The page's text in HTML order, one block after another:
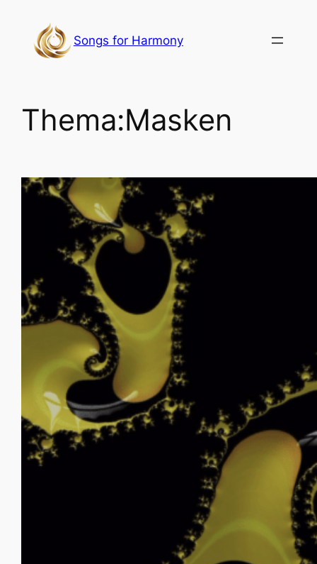
springen
Songs for Harmony
Thema:Masken
Veil of Illusion – Schleier
der Illusion